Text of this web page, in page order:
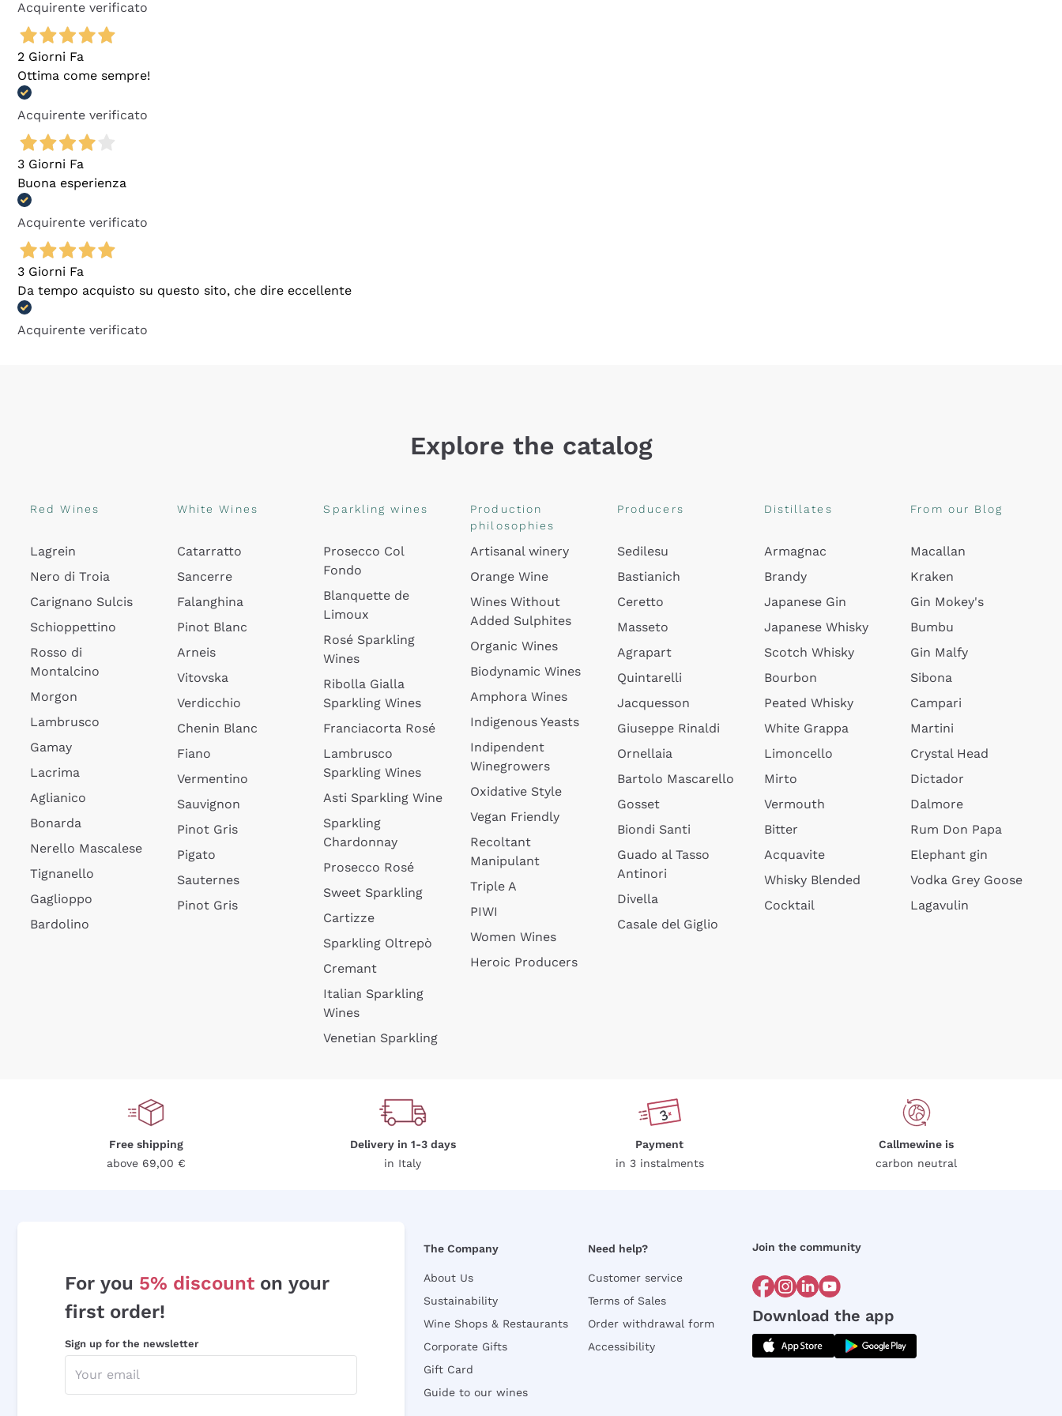
Acquirente verificato
2 Giorni Fa
Ottima come sempre!
Acquirente verificato
3 Giorni Fa
Buona esperienza
Acquirente verificato
3 Giorni Fa
Da tempo acquisto su questo sito, che dire eccellente
Acquirente verificato
Explore the catalog
Red Wines
Lagrein
Nero di Troia
Carignano Sulcis
Schioppettino
Rosso di
Montalcino
Morgon
Lambrusco
Gamay
Lacrima
Aglianico
Bonarda
Nerello Mascalese
Tignanello
Gaglioppo
Bardolino
White Wines
Catarratto
Sancerre
Falanghina
Pinot Blanc
Arneis
Vitovska
Verdicchio
Chenin Blanc
Fiano
Vermentino
Sauvignon
Pinot Gris
Pigato
Sauternes
Pinot Gris
Sparkling wines
Prosecco Col
Fondo
Blanquette de
Limoux
Rosé Sparkling
Wines
Ribolla Gialla
Sparkling Wines
Franciacorta Rosé
Lambrusco
Sparkling Wines
Asti Sparkling Wine
Sparkling
Chardonnay
Prosecco Rosé
Sweet Sparkling
Cartizze
Sparkling Oltrepò
Cremant
Italian Sparkling
Wines
Venetian Sparkling
Production
philosophies
Artisanal winery
Orange Wine
Wines Without
Added Sulphites
Organic Wines
Biodynamic Wines
Amphora Wines
Indigenous Yeasts
Indipendent
Winegrowers
Oxidative Style
Vegan Friendly
Recoltant
Manipulant
Triple A
PIWI
Women Wines
Heroic Producers
Producers
Sedilesu
Bastianich
Ceretto
Masseto
Agrapart
Quintarelli
Jacquesson
Giuseppe Rinaldi
Ornellaia
Bartolo Mascarello
Gosset
Biondi Santi
Guado al Tasso
Antinori
Divella
Casale del Giglio
Distillates
Armagnac
Brandy
Japanese Gin
Japanese Whisky
Scotch Whisky
Bourbon
Peated Whisky
White Grappa
Limoncello
Mirto
Vermouth
Bitter
Acquavite
Whisky Blended
Cocktail
From our Blog
Macallan
Kraken
Gin Mokey's
Bumbu
Gin Malfy
Sibona
Campari
Martini
Crystal Head
Dictador
Dalmore
Rum Don Papa
Elephant gin
Vodka Grey Goose
Lagavulin
Free shipping
above 69,00 €
Delivery in 1-3 days
in Italy
Payment
in 3 instalments
Callmewine is
carbon neutral
For you 5% discount on your
first order!
Sign up for the newsletter
The Company
About Us
Sustainability
Wine Shops & Restaurants
Corporate Gifts
Gift Card
Guide to our wines
Need help?
Customer service
Terms of Sales
Order withdrawal form
Accessibility
Join the community
Download the app